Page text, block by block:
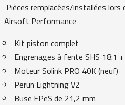
Pièces remplacées/installées
Airsoft Performance
Kit piston complet
Engrenages à fente SHS 18:1
Moteur Solink PRO 40K (neuf)
Perun Lightning V2
Buse EPeS de 21,2 mm